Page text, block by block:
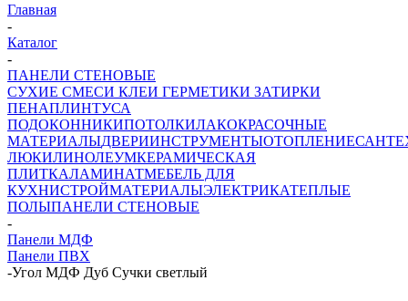
Главная
-
Каталог
-
ПАНЕЛИ СТЕНОВЫЕ
СУХИЕ СМЕСИ КЛЕИ ГЕРМЕТИКИ ЗАТИРКИ
ПЕНАПЛИНТУСА
ПОДОКОННИКИПОТОЛКИЛАКОКРАСОЧНЫЕ
МАТЕРИАЛЫДВЕРИИНСТРУМЕНТЫОТОПЛЕНИЕ
ЛЮКИЛИНОЛЕУМКЕРАМИЧЕСКАЯ
ПЛИТКАЛАМИНАТМЕБЕЛЬ ДЛЯ
КУХНИСТРОЙМАТЕРИАЛЫЭЛЕКТРИКАТЕПЛЫЕ
ПОЛЫПАНЕЛИ СТЕНОВЫЕ
-
Панели МДФ
Панели ПВХ
-Угол МДФ Дуб Сучки светлый